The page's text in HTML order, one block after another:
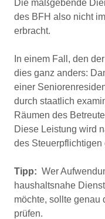
Die maßgebende
des BFH also nicht
erbracht.
In einem Fall, den
dies ganz anders:
einer
durch staatlich
Räumen des
Diese Leistung wird
des Steuerpflichtigen
Tipp: Wer
haushaltsnahe
möchte, sollte genau
prüfen.